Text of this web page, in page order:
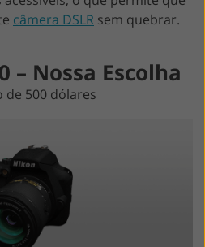
câmera DSLR sem quebrar.
– Nossa Escolha
de 500 dólares